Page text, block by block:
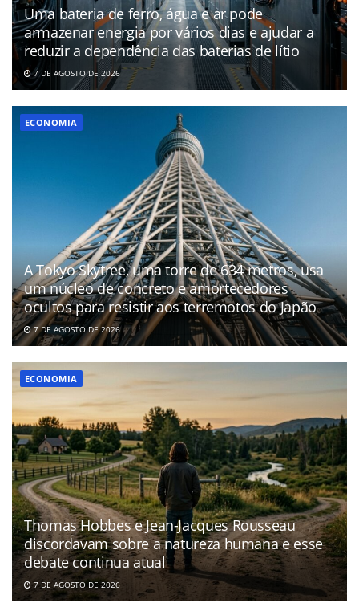
Uma bateria de ferro, água e ar pode
armazenar energia por vários dias e ajudar a
reduzir a dependência das baterias de lítio
7 DE AGOSTO DE 2026
ECONOMIA
A Tokyo Skytree, uma torre de 634 metros, usa
um núcleo de concreto e amortecedores
ocultos para resistir aos terremotos do Japão
7 DE AGOSTO DE 2026
ECONOMIA
Thomas Hobbes e Jean-Jacques Rousseau
discordavam sobre a natureza humana e esse
debate continua atual
7 DE AGOSTO DE 2026